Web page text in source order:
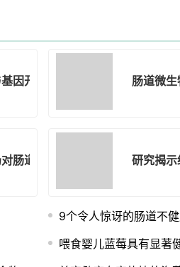
因开关机制密切相关 肠道微生
肠道留下持久印记 研究揭示
9个令人惊讶的肠道不
喂食婴儿蓝莓具有显著